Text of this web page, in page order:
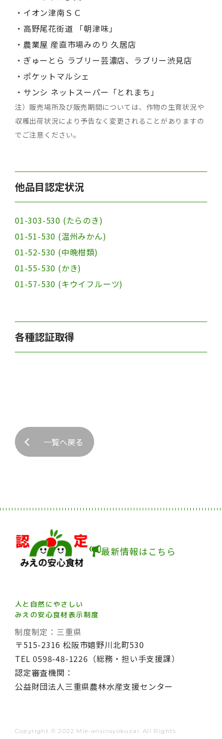
・イオン津南ＳＣ
・高野尾花街道 「朝津味」
・農業屋 産直市場みのり 久居店
・ぎゅーとら ラブリー芸濃店、ラブリー渋見店
・ポケットマルシェ
・サンシ ネットスーパー「とれまち」
注）販売場所及び販売期間については、作物の生育状況や
収穫出荷状況により予告なく変更されることがありますの
でご注意ください。
他品目認定状況
01-303-530 (たらのき)
01-51-530 (温州みかん)
01-52-530 (中晩柑類)
01-55-530 (かき)
01-57-530 (キウイフルーツ)
各種認証取得
一覧へ戻る
最新情報はこちら
人と自然にやさしい
みえの安心食材表示制度
制度制定：三重県
〒515-2316 松阪市嬉野川北町530
TEL 0598-48-1226（総務・担い手支援課）
認定審査機関：
公益財団法人三重県農林水産支援センター
Copyright © 2022 Mie-ansinsyokuzai. All Rights